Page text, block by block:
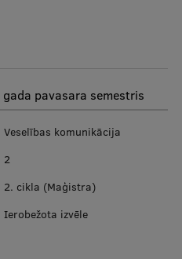
pavasara semestris
Veselības komunikācija
2
2. cikla (Maģistra)
Ierobežota izvēle